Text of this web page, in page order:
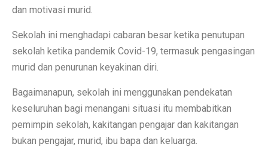
dan motivasi murid.
Sekolah ini menghadapi cabaran besar ketika penutupan
sekolah ketika pandemik Covid-19, termasuk pengasingan
murid dan penurunan keyakinan diri.
Bagaimanapun, sekolah ini menggunakan pendekatan
keseluruhan bagi menangani situasi itu membabitkan
pemimpin sekolah, kakitangan pengajar dan kakitangan
bukan pengajar, murid, ibu bapa dan keluarga.